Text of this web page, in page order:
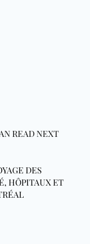
READ NEXT
DES
HÔPITAUX ET